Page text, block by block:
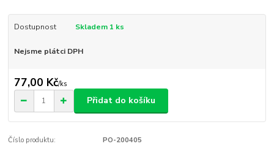
Dostupnost Skladem 1 ks
Nejsme plátci DPH
77,00 Kč/ks
Přidat do košíku
Číslo produktu: PO-200405